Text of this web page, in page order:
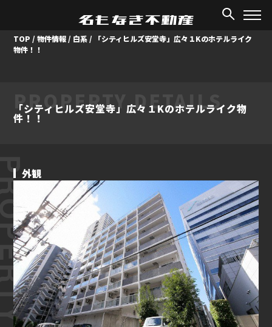
TOP /物件情報 / 白系 /
「シティヒルズ安堂寺」広々１Kのホテルライク
物件！！
PROPERTY DETAILS
「シティヒルズ安堂寺」広々１Kのホテルライク物
件！！
外観